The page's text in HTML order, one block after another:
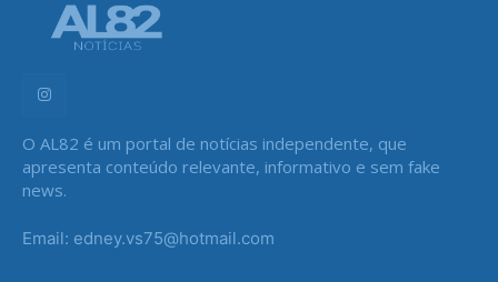
O AL82 é um portal de notícias independente, que
apresenta conteúdo relevante, informativo e sem fake
news.
Email: edney.vs75@hotmail.com